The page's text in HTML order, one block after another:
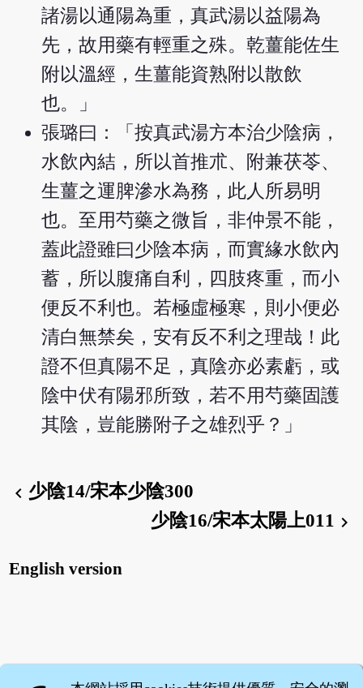
諸湯以通陽為重，真武湯以益陽為
先，故用藥有輕重之殊。乾薑能佐生
附以溫經，生薑能資熟附以散飲
也。」
張璐曰：「按真武湯方本治少陰病，
水飲內結，所以首推朮、附兼茯苓、
生薑之運脾滲水為務，此人所易明
也。至用芍藥之微旨，非仲景不能，
蓋此證雖曰少陰本病，而實緣水飲內
蓄，所以腹痛自利，四肢疼重，而小
便反不利也。若極虛極寒，則小便必
清白無禁矣，安有反不利之理哉！此
證不但真陽不足，真陰亦必素虧，或
陰中伏有陽邪所致，若不用芍藥固護
其陰，豈能勝附子之雄烈乎？」
chevron_left少陰14/宋本少陰300
少陰16/宋本太陽上011 chevron_right
English version